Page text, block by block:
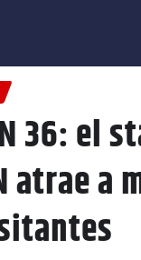
36: el
atrae a